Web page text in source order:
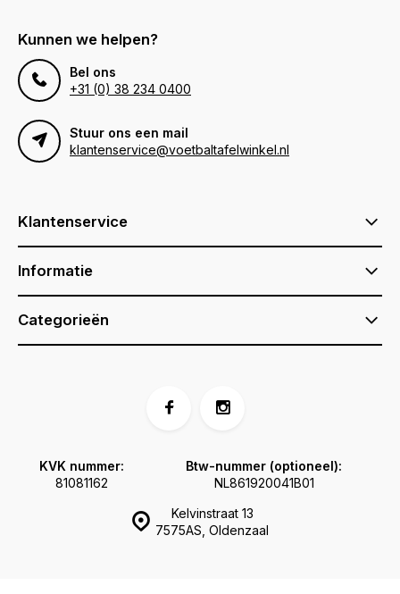
Kunnen we helpen?
Bel ons
+31 (0) 38 234 0400
Stuur ons een mail
klantenservice@voetbaltafelwinkel.nl
Klantenservice
Informatie
Categorieën
Kelvinstraat 13
7575AS, Oldenzaal
KVK nummer:
81081162
Btw-nummer (optioneel):
NL861920041B01